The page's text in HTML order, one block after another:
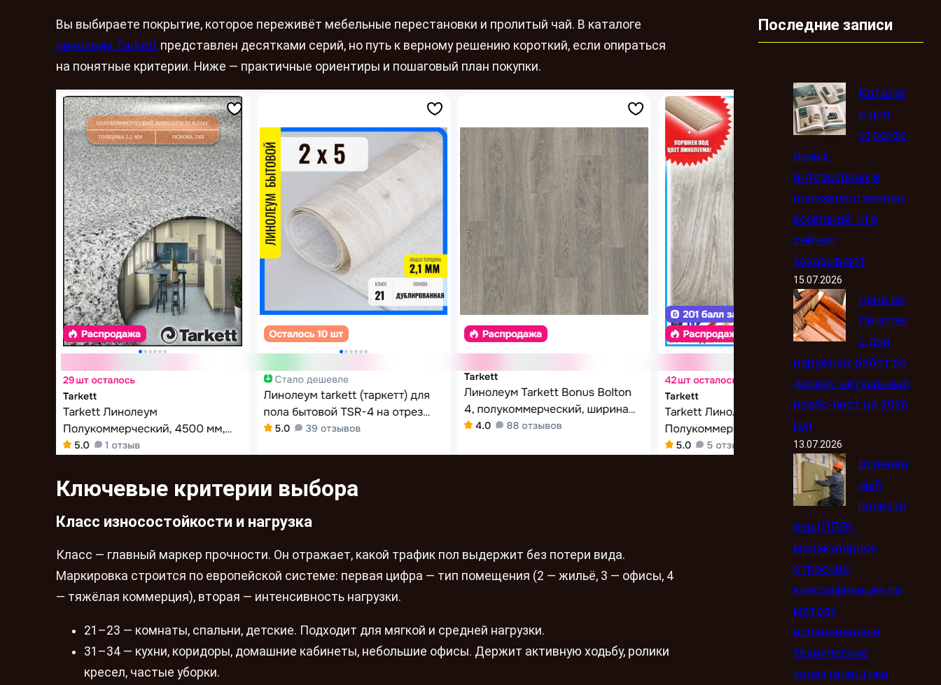
Вы выбираете покрытие, которое переживёт мебельные перестановки и пролитый чай. В каталоге
линолеум Tarkett представлен десятками серий, но путь к верному решению короткий, если опираться
на понятные критерии. Ниже — практичные ориентиры и пошаговый план покупки.
Ключевые критерии выбора
Класс износостойкости и нагрузка
Класс — главный маркер прочности. Он отражает, какой трафик пол выдержит без потери вида.
Маркировка строится по европейской системе: первая цифра — тип помещения (2 — жильё, 3 — офисы, 4
— тяжёлая коммерция), вторая — интенсивность нагрузки.
21–23 — комнаты, спальни, детские. Подходит для мягкой и средней нагрузки.
31–34 — кухни, коридоры, домашние кабинеты, небольшие офисы. Держит активную ходьбу, ролики
кресел, частые уборки.
Последние записи
Каталог
и для
строите
льных,
интерьерных и
производственных
компаний: что
сейчас
заказывают
15.07.2026
Цена на
Пинотек
с для
наружных работ по
дереву: актуальный
прайс-лист на 2026
год
13.07.2026
Вспенен
ный
полиэти
лен (ППЭ):
молекулярное
строение,
классификация по
методу
вспенивания и
технические
характеристики